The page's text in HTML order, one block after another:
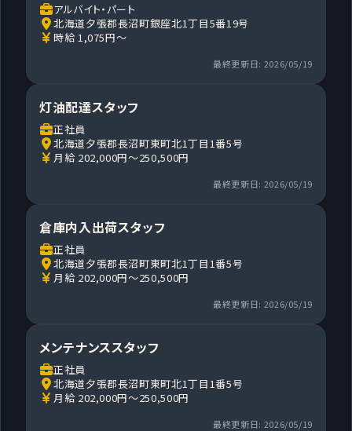
アルバイト・パート
北海道夕張郡長沼町銀座北1丁目5番19号
時給 1,075円～
最終更新日: 2026/05/19
灯油配達スタッフ
正社員
北海道夕張郡長沼町東町北1丁目1番5号
月給 202,000円～250,500円
最終更新日: 2026/05/19
倉庫内入出荷スタッフ
正社員
北海道夕張郡長沼町東町北1丁目1番5号
月給 202,000円～250,500円
最終更新日: 2026/05/19
メンテナンススタッフ
正社員
北海道夕張郡長沼町東町北1丁目1番5号
月給 202,000円～250,500円
最終更新日: 2026/05/19